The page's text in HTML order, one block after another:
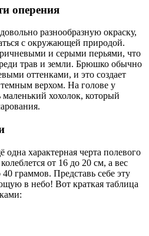
оперения
разнообразную окраску,
с окружающей природой.
и серыми перьями, что
трав и земли. Брюшко обычно
оттенками, и это создает
верхом. На голове у
хохолок, который
характерная черта полевого
от 16 до 20 см, а вес
граммов. Представь себе эту
в небо! Вот краткая таблица